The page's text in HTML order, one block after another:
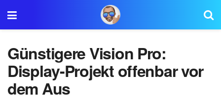
Günstigere Vision Pro:
Display-Projekt offenbar vor
dem Aus